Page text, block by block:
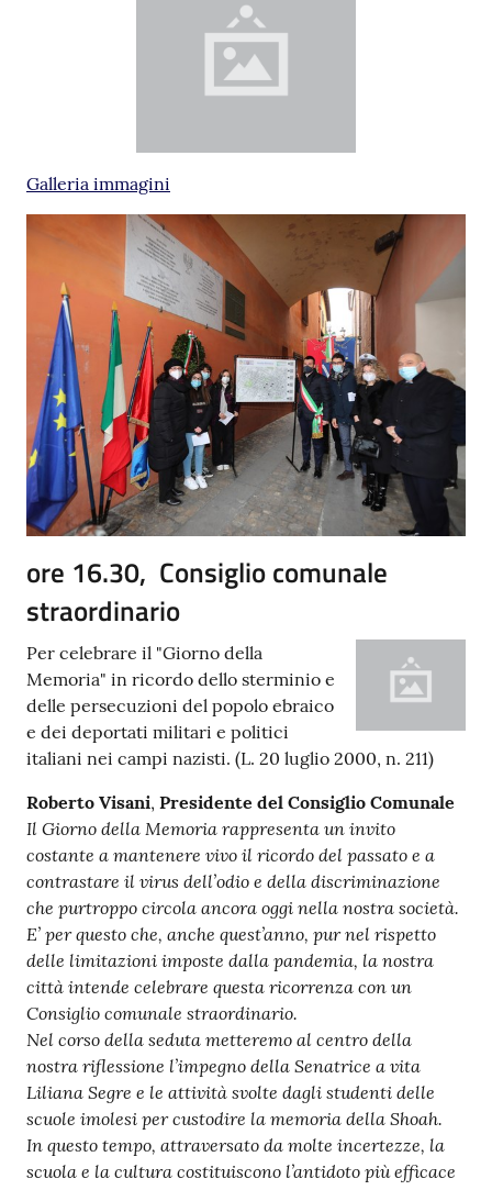
Galleria immagini
ore 16.30, Consiglio comunale
straordinario
Per celebrare il "Giorno della
Memoria" in ricordo dello sterminio e
delle persecuzioni del popolo ebraico
e dei deportati militari e politici
italiani nei campi nazisti. (L. 20 luglio 2000, n. 211)
Roberto Visani, Presidente del Consiglio Comunale
Il Giorno della Memoria rappresenta un invito
costante a mantenere vivo il ricordo del passato e a
contrastare il virus dell’odio e della discriminazione
che purtroppo circola ancora oggi nella nostra società.
E’ per questo che, anche quest’anno, pur nel rispetto
delle limitazioni imposte dalla pandemia, la nostra
città intende celebrare questa ricorrenza con un
Consiglio comunale straordinario.
Nel corso della seduta metteremo al centro della
nostra riflessione l’impegno della Senatrice a vita
Liliana Segre e le attività svolte dagli studenti delle
scuole imolesi per custodire la memoria della Shoah.
In questo tempo, attraversato da molte incertezze, la
scuola e la cultura costituiscono l’antidoto più efficace